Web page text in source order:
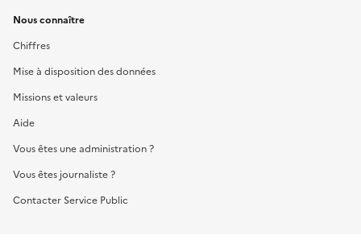
Nous connaître
Chiffres
Mise à disposition des données
Missions et valeurs
Aide
Vous êtes une administration ?
Vous êtes journaliste ?
Contacter Service Public